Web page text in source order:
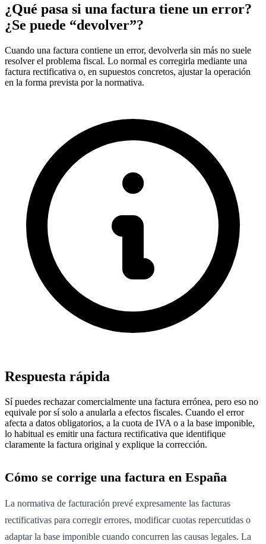
¿Qué pasa si una factura tiene un error?
¿Se puede “devolver”?
Cuando una factura contiene un error, devolverla sin más no suele
resolver el problema fiscal. Lo normal es corregirla mediante una
factura rectificativa o, en supuestos concretos, ajustar la operación
en la forma prevista por la normativa.
Respuesta rápida
Sí puedes rechazar comercialmente una factura errónea, pero eso no
equivale por sí solo a anularla a efectos fiscales. Cuando el error
afecta a datos obligatorios, a la cuota de IVA o a la base imponible,
lo habitual es emitir una factura rectificativa que identifique
claramente la factura original y explique la corrección.
Cómo se corrige una factura en España
La normativa de facturación prevé expresamente las facturas
rectificativas para corregir errores, modificar cuotas repercutidas o
adaptar la base imponible cuando concurren las causas legales. La